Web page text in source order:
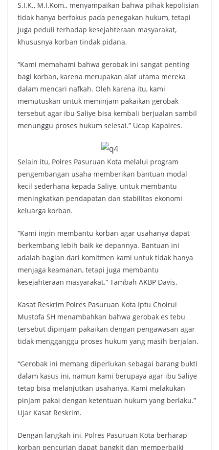
S.I.K., M.I.Kom., menyampaikan bahwa pihak kepolisian
tidak hanya berfokus pada penegakan hukum, tetapi
juga peduli terhadap kesejahteraan masyarakat,
khususnya korban tindak pidana.
“Kami memahami bahwa gerobak ini sangat penting
bagi korban, karena merupakan alat utama mereka
dalam mencari nafkah. Oleh karena itu, kami
memutuskan untuk meminjam pakaikan gerobak
tersebut agar ibu Saliye bisa kembali berjualan sambil
menunggu proses hukum selesai.” Ucap Kapolres.
Selain itu, Polres Pasuruan Kota melalui program
pengembangan usaha memberikan bantuan modal
kecil sederhana kepada Saliye, untuk membantu
meningkatkan pendapatan dan stabilitas ekonomi
keluarga korban.
“Kami ingin membantu korban agar usahanya dapat
berkembang lebih baik ke depannya. Bantuan ini
adalah bagian dari komitmen kami untuk tidak hanya
menjaga keamanan, tetapi juga membantu
kesejahteraan masyarakat.” Tambah AKBP Davis.
Kasat Reskrim Polres Pasuruan Kota Iptu Choirul
Mustofa SH menambahkan bahwa gerobak es tebu
tersebut dipinjam pakaikan dengan pengawasan agar
tidak mengganggu proses hukum yang masih berjalan.
“Gerobak ini memang diperlukan sebagai barang bukti
dalam kasus ini, namun kami berupaya agar ibu Saliye
tetap bisa melanjutkan usahanya. Kami melakukan
pinjam pakai dengan ketentuan hukum yang berlaku.”
Ujar Kasat Reskrim.
Dengan langkah ini, Polres Pasuruan Kota berharap
korban pencurian dapat bangkit dan memperbaiki